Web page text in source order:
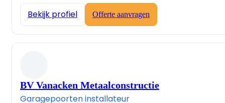
Bekijk profiel Offerte aanvragen
BV Vanacken Metaalconstructie
Garagepoorten installateur